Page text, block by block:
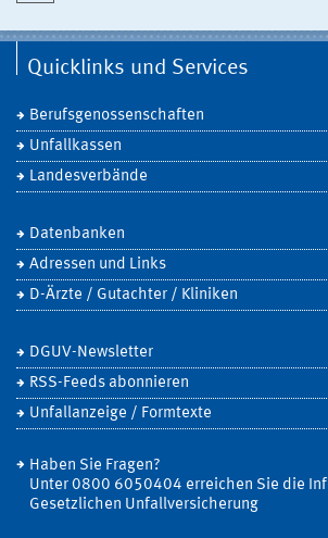
Quicklinks und Services
Berufsgenossenschaften
Unfallkassen
Landesverbände
Datenbanken
Adressen und Links
D-Ärzte / Gutachter / Kliniken
DGUV-Newsletter
RSS-Feeds abonnieren
Unfallanzeige / Formtexte
Haben Sie Fragen?
Unter 0800 6050404 erreichen Sie die
Gesetzlichen Unfallversicherung